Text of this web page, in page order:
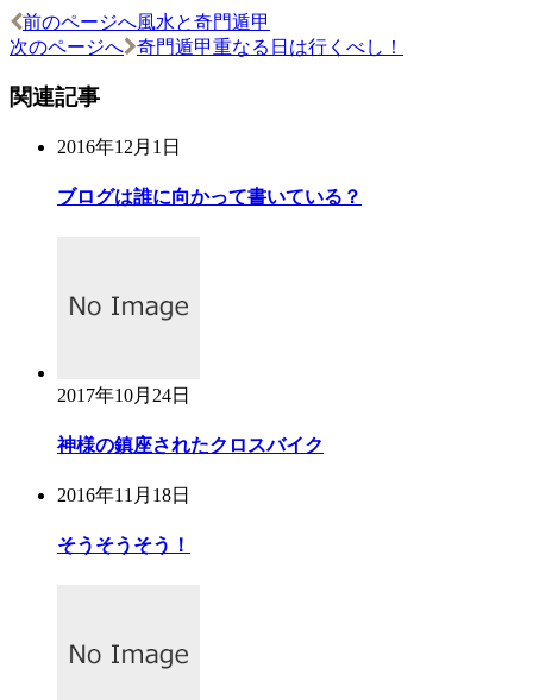
前のページへ風水と奇門遁甲
次のページへ
奇門遁甲重なる日は行くべし！
関連記事
2016年12月1日
ブログは誰に向かって書いている？
2017年10月24日
神様の鎮座されたクロスバイク
2016年11月18日
そうそうそう！